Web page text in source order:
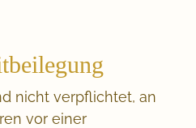
nicht verpflichtet, an
vor einer